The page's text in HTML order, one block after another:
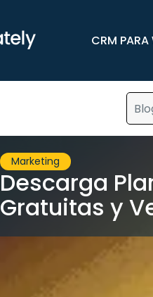
CRM PARA
Marketing
Descarga
Gratuitas y